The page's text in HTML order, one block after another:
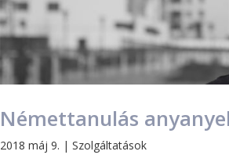
Némettanulás
2018 máj 9. |Szolgáltatások